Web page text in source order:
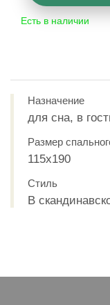
Есть в наличии
Назначение
для сна, в
Размер
115x190
Стиль
В